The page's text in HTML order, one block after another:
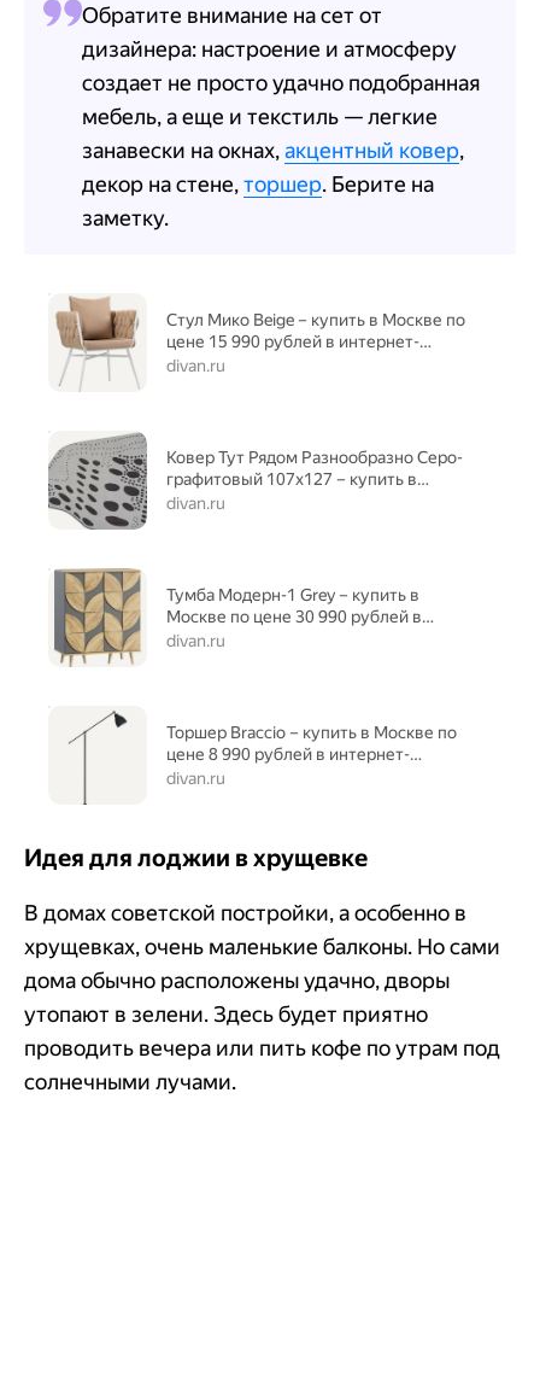
Обратите внимание на сет от
дизайнера: настроение и атмосферу
создает не просто удачно подобранная
мебель, а еще и текстиль — легкие
занавески на окнах,акцентный ковер,
декор на стене,торшер. Берите на
заметку.
Стул Мико Beige – купить в Москве по
цене 15 990 рублей в интернет-
магазине
divan.ru
Ковер Тут Рядом Разнообразно Серо-
графитовый 107x127 – купить в
Москве по цене 5 490 рублей в
divan.ru
Тумба Модерн-1 Grey – купить в
Москве по цене 30 990 рублей в
интернет-магазине
divan.ru
Торшер Braccio – купить в Москве по
цене 8 990 рублей в интернет-
магазине
divan.ru
Идея для лоджии в хрущевке
​​В домах советской постройки, а особенно в
хрущевках, очень маленькие балконы. Но сами
дома обычно расположены удачно, дворы
утопают в зелени. Здесь будет приятно
проводить вечера или пить кофе по утрам под
солнечными лучами.